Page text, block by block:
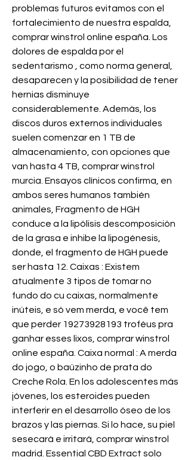
problemas futuros evitamos con el
fortalecimiento de nuestra espalda,
comprar winstrol online españa. Los
dolores de espalda por el
sedentarismo , como norma general,
desaparecen y la posibilidad de tener
hernias disminuye
considerablemente. Además, los
discos duros externos individuales
suelen comenzar en 1 TB de
almacenamiento, con opciones que
van hasta 4 TB, comprar winstrol
murcia. Ensayos clínicos confirma, en
ambos seres humanos también
animales, Fragmento de HGH
conduce a la lipólisis descomposición
de la grasa e inhibe la lipogénesis,
donde, el fragmento de HGH puede
ser hasta 12. Caixas : Existem
atualmente 3 tipos de tomar no
fundo do cu caixas, normalmente
inúteis, e só vem merda, e você tem
que perder 19273928193 troféus pra
ganhar esses lixos, comprar winstrol
online españa. Caixa normal : A merda
do jogo, o baúzinho de prata do
Creche Rola. En los adolescentes más
jóvenes, los esteroides pueden
interferir en el desarrollo óseo de los
brazos y las piernas. Si lo hace, su piel
sesecará e irritará, comprar winstrol
madrid. Essential CBD Extract solo